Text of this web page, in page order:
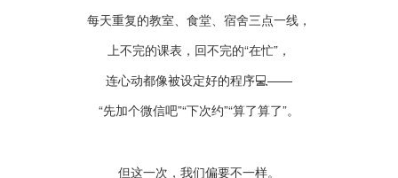
每天重复的教室、食堂、宿舍三点一线，
上不完的课表，回不完的“在忙”，
连心动都像被设定好的程序💻️——
“先加个微信吧”“下次约”“算了算了”。
但这一次，我们偏要不一样。